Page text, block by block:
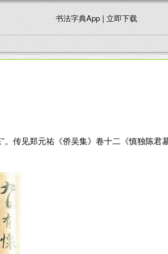
书法字典App | 立即下载
传见郑元祐《侨吴集》卷十二《慎独陈君